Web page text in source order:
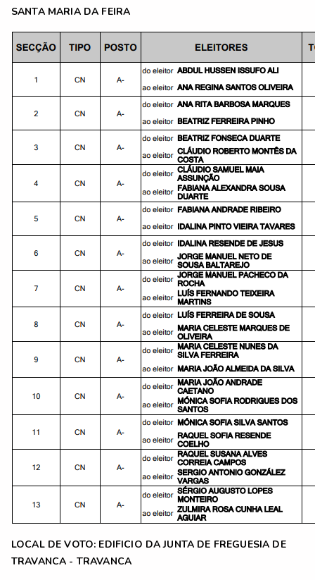
SANTA MARIA DA FEIRA
LOCAL DE VOTO: EDIFICIO DA JUNTA DE FREGUESIA DE
TRAVANCA - TRAVANCA